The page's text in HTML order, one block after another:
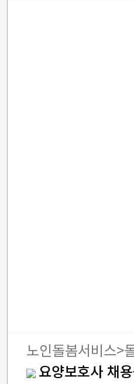
노인돌봄서비스>
요양보호사 채